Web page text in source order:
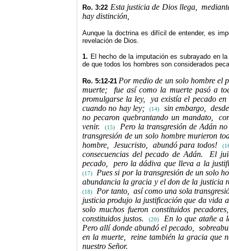
Ro. 3:22 Esta justicia de Dios llega,
hay distinción,
Aunque la doctrina es difícil de entender, es
revelación de Dios.
1. El hecho de la imputación es subrayado en
de que todos los hombres son considerados
Ro. 5:12-21 Por medio de un solo hombre el
muerte;
fue así como la muerte pasó a
promulgarse la ley,
ya existía el pecado
cuando no hay ley;
(14) sin embargo,
no pecaron quebrantando un mandato,
venir.
(15)
Pero la transgresión de Adán
transgresión de un solo hombre murieron
hombre,
Jesucristo, abundó para todos!
consecuencias del pecado de Adán.
El
pecado,
pero la dádiva que lleva a la
(17)
Pues si por la transgresión de un solo
abundancia la gracia y el don de la justicia
(18) Por tanto,
así como una sola
justicia produjo la justificación que da vida
solo muchos fueron constituidos pecadores,
constituidos justos.
(20)
En lo que atañe a
Pero allí donde abundó el pecado,
en la muerte,
reine también la gracia que
nuestro Señor.